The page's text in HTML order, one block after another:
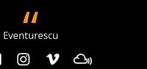
Eventurescu